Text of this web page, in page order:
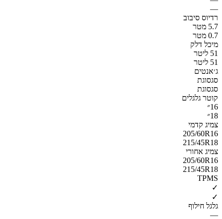
—
רדיוס סיבוב
5.7 מטר
0.7 מטר
מיכל דלק
51 ליטר
51 ליטר
ג׳אנטים
סגסוגת
סגסוגת
קוטר גלגלים
16״
18״
צמיג קדמי
205/60R16
215/45R18
צמיג אחורי
205/60R16
215/45R18
TPMS
✓
✓
גלגל חילוף
—